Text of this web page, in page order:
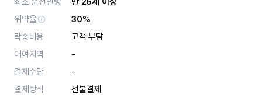
위약율
30%
탁송비용
고객 부담
대여지역
-
결제수단
-
결제방식
선불결제